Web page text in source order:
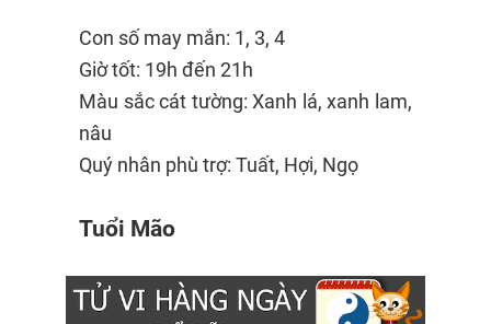
Con số may mắn: 1, 3, 4
Giờ tốt: 19h đến 21h
Màu sắc cát tường: Xanh lá, xanh lam,
nâu
Quý nhân phù trợ: Tuất, Hợi, Ngọ
Tuổi Mão